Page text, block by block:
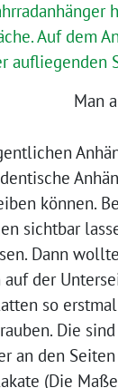
Man
können.
sichtbar
Dann
der
so
Die
an den
(Die